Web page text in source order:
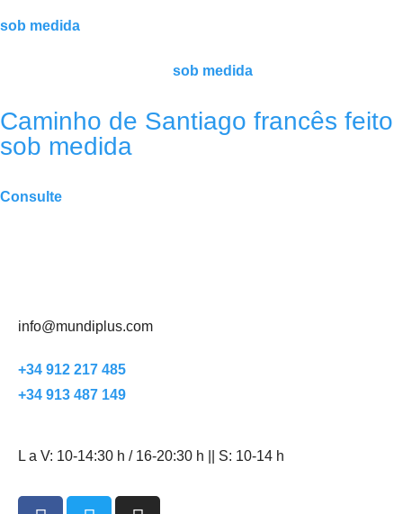
sob medida
sob medida
Caminho de Santiago francês feito
sob medida
Consulte
info@mundiplus.com
+34 912 217 485
+34 913 487 149
L a V: 10-14:30 h / 16-20:30 h || S: 10-14 h